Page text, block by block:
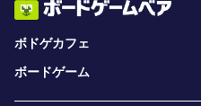
ボドゲカフェ
ボードゲーム